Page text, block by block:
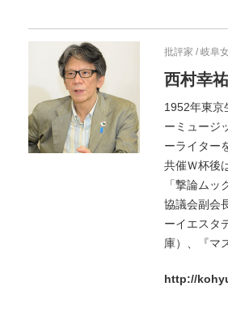
批評家 / 岐阜
西村幸
1952年東京
ーミュージ
ーライター
共催Ｗ杯後
「撃論ム
協議会副会
ーイエスタ
庫）、『マ
http://